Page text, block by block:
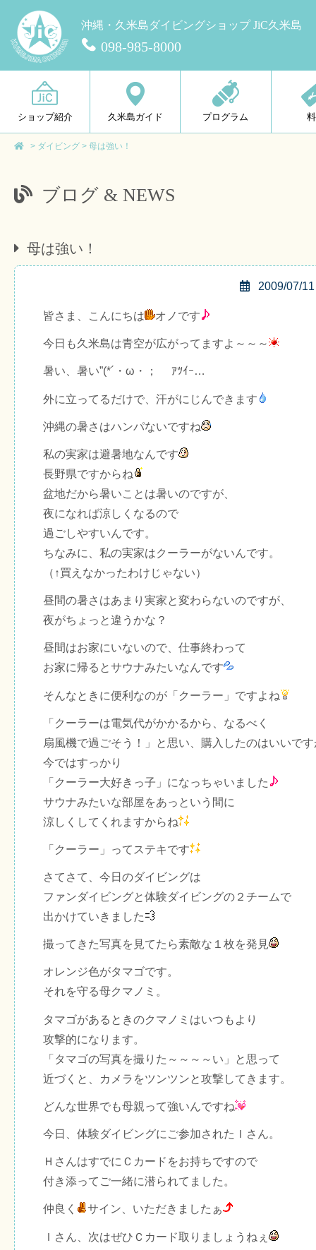
沖縄・久米島ダイビングショップ JiC久米島
098-985-8000
ショップ紹介 久米島ガイド プログラム
> ダイビング > 母は強い！
ブログ & NEWS
母は強い！
2009/07/11
皆さま、こんにちは オノです
今日も久米島は青空が広がってますよ～～～
暑い、暑い”(*´・ω・；ゞ ｱﾂｲｰ…
外に立ってるだけで、汗がにじんできます
沖縄の暑さはハンパないですね
私の実家は避暑地なんです
長野県ですからね
盆地だから暑いことは暑いのですが、
夜になれば涼しくなるので
過ごしやすいんです。
ちなみに、私の実家はクーラーがないんです。
（↑買えなかったわけじゃない）
昼間の暑さはあまり実家と変わらないのですが、
夜がちょっと違うかな？
昼間はお家にいないので、仕事終わって
お家に帰るとサウナみたいなんです
そんなときに便利なのが「クーラー」ですよね
「クーラーは電気代がかかるから、なるべく
扇風機で過ごそう！」と思い、購入したのはいいで
今ではすっかり
「クーラー大好きっ子」になっちゃいました
サウナみたいな部屋をあっという間に
涼しくしてくれますからね
「クーラー」ってステキです
さてさて、今日のダイビングは
ファンダイビングと体験ダイビングの２チームで
出かけていきました
撮ってきた写真を見てたら素敵な１枚を発見
オレンジ色がタマゴです。
それを守る母クマノミ。
タマゴがあるときのクマノミはいつもより
攻撃的になります。
「タマゴの写真を撮りた～～～～い」と思って
近づくと、カメラをツンツンと攻撃してきます。
どんな世界でも母親って強いんですね
今日、体験ダイビングにご参加されたＩさん。
ＨさんはすでにＣカードをお持ちですので
付き添ってご一緒に潜られてました。
仲良く サイン、いただきましたぁ
Ｉさん、次はぜひＣカード取りましょうねぇ